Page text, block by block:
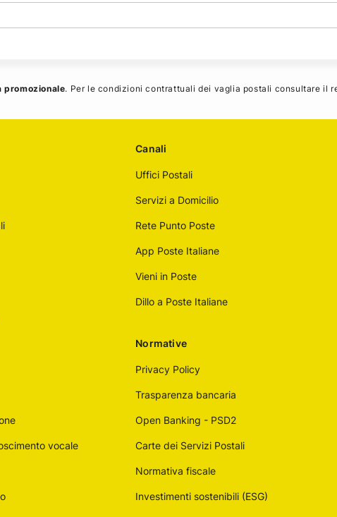
. Per le condizioni contrattuali dei vaglia postali consultare il
vocale
Canali
Uffici Postali
Servizi a Domicilio
Rete Punto Poste
App Poste Italiane
Vieni in Poste
Dillo a Poste Italiane
Normative
Privacy Policy
Trasparenza bancaria
Open Banking - PSD2
Carte dei Servizi Postali
Normativa fiscale
Investimenti sostenibili (ESG)